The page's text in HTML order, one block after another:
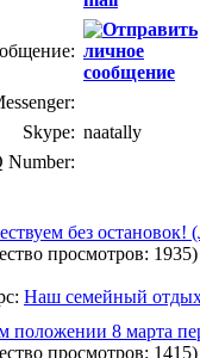
Skype: naatally
Number:
без остановок!
просмотров: 1935)
Наш семейный
положении 8 марта
просмотров: 1415)